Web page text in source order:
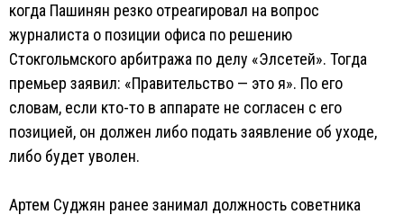
когда Пашинян резко отреагировал на вопрос
журналиста о позиции офиса по решению
Стокгольмского арбитража по делу «Элсетей». Тогда
премьер заявил: «Правительство — это я». По его
словам, если кто-то в аппарате не согласен с его
позицией, он должен либо подать заявление об уходе,
либо будет уволен.
Артем Суджян ранее занимал должность советника